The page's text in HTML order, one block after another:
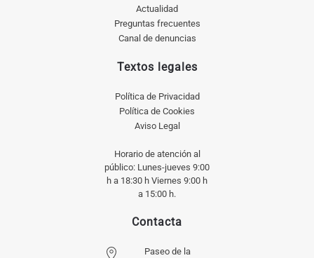
Actualidad
Preguntas frecuentes
Canal de denuncias
Textos legales
Política de Privacidad
Política de Cookies
Aviso Legal
Horario de atención al
público: Lunes-jueves 9:00
h a 18:30 h Viernes 9:00 h
a 15:00 h.
Contacta
Paseo de la